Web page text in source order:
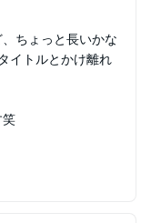
ちょっと長いかな
イトルとかけ離れ